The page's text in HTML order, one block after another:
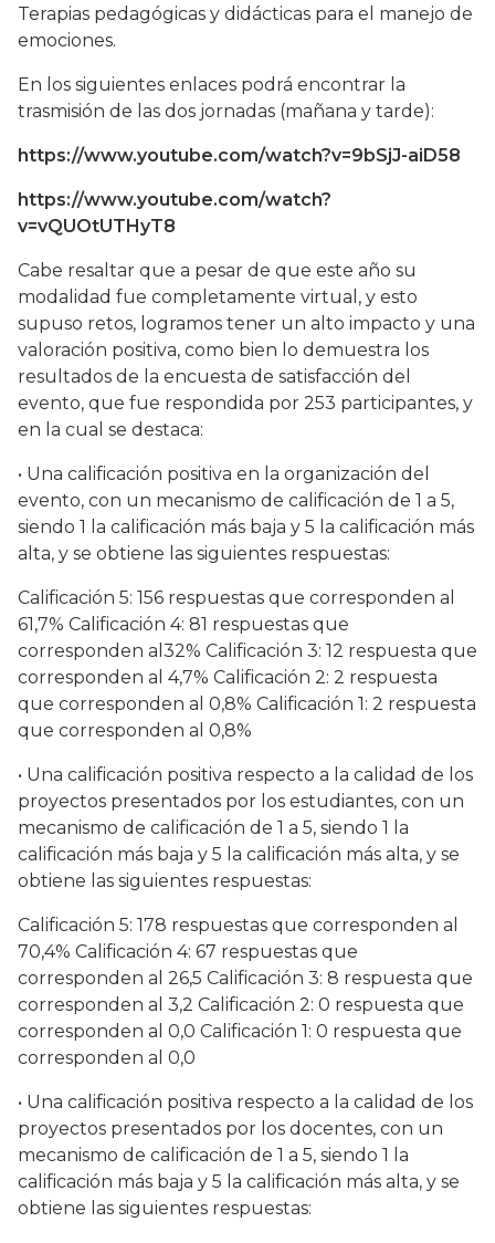
Terapias pedagógicas y didácticas para el manejo de
emociones.
En los siguientes enlaces podrá encontrar la
trasmisión de las dos jornadas (mañana y tarde):
https://www.youtube.com/watch?v=9bSjJ-aiD58
https://www.youtube.com/watch?
v=vQUOtUTHyT8
Cabe resaltar que a pesar de que este año su
modalidad fue completamente virtual, y esto
supuso retos, logramos tener un alto impacto y una
valoración positiva, como bien lo demuestra los
resultados de la encuesta de satisfacción del
evento, que fue respondida por 253 participantes, y
en la cual se destaca:
• Una calificación positiva en la organización del
evento, con un mecanismo de calificación de 1 a 5,
siendo 1 la calificación más baja y 5 la calificación más
alta, y se obtiene las siguientes respuestas:
Calificación 5: 156 respuestas que corresponden al
61,7% Calificación 4: 81 respuestas que
corresponden al32% Calificación 3: 12 respuesta que
corresponden al 4,7% Calificación 2: 2 respuesta
que corresponden al 0,8% Calificación 1: 2 respuesta
que corresponden al 0,8%
• Una calificación positiva respecto a la calidad de los
proyectos presentados por los estudiantes, con un
mecanismo de calificación de 1 a 5, siendo 1 la
calificación más baja y 5 la calificación más alta, y se
obtiene las siguientes respuestas:
Calificación 5: 178 respuestas que corresponden al
70,4% Calificación 4: 67 respuestas que
corresponden al 26,5 Calificación 3: 8 respuesta que
corresponden al 3,2 Calificación 2: 0 respuesta que
corresponden al 0,0 Calificación 1: 0 respuesta que
corresponden al 0,0
• Una calificación positiva respecto a la calidad de los
proyectos presentados por los docentes, con un
mecanismo de calificación de 1 a 5, siendo 1 la
calificación más baja y 5 la calificación más alta, y se
obtiene las siguientes respuestas: